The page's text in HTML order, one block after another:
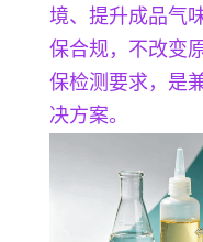
境、提升成品气
保合规，不改变
保检测要求，是
决方案。